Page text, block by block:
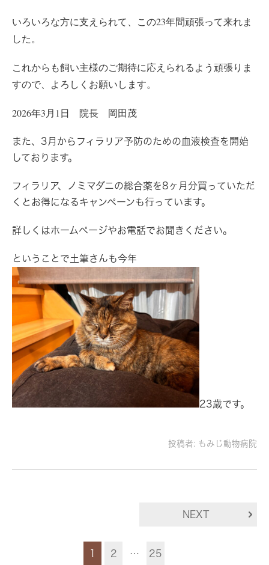
いろいろな方に支えられて、この23年間頑張って来れま
した。
これからも飼い主様のご期待に応えられるよう頑張りま
すので、よろしくお願いします。
2026年3月1日 院長 岡田茂
また、3月からフィラリア予防のための血液検査を開始
しております。
フィラリア、ノミマダニの総合薬を8ヶ月分買っていただ
くとお得になるキャンペーンも行っています。
詳しくはホームページやお電話でお聞きください。
ということで土筆さんも今年
23歳です。
投稿者: もみじ動物病院
1 2 … 25
NEXT